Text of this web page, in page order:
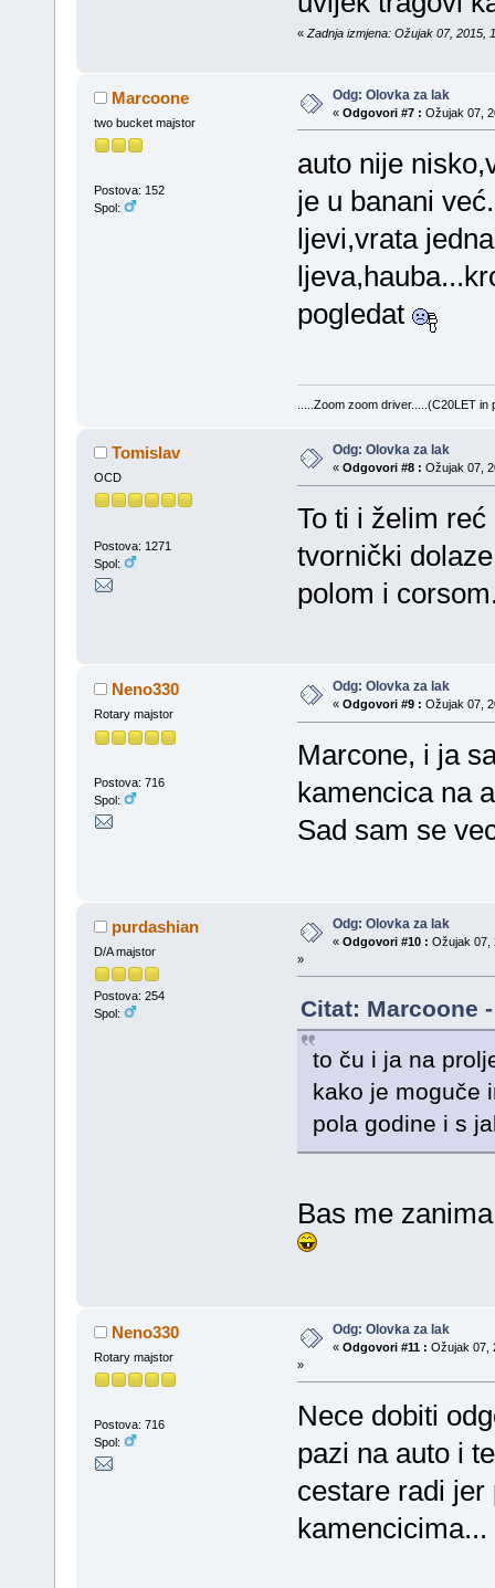
« Zadnja izmjena: Ožujak 07, 2015,
Marcoone
two bucket majstor
Postova: 152
Spol:
Odg: Olovka za lak
« Odgovori #7 : Ožujak 07,
auto nije
je u banani
ljevi,vrata
pogledat
.....Zoom zoom driver.....(C20LET in
Tomislav
OCD
Postova: 1271
Spol:
Odg: Olovka za lak
« Odgovori #8 : Ožujak 07,
To ti i želim
tvornički
polom i
Neno330
Rotary majstor
Postova: 716
Spol:
Odg: Olovka za lak
« Odgovori #9 : Ožujak 07,
Marcone, i ja
kamencica na
Sad sam se
purdashian
D/A majstor
Postova: 254
Spol:
Odg: Olovka za lak
« Odgovori #10 : Ožujak 07,
»
Citat: Marcoone
to ču i ja na
kako je moguče
pola godine i s
Bas me
Neno330
Rotary majstor
Postova: 716
Spol:
Odg: Olovka za lak
« Odgovori #11 : Ožujak 07,
»
Nece dobiti
pazi na auto i
cestare radi
kamencicima...